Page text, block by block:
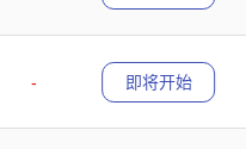
-
即将开始